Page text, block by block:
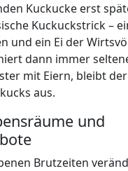
Kuckucke erst
Kuckuckstrick –
und ein Ei der
dann immer
mit Eiern, bleibt der
aus.
und
Brutzeiten